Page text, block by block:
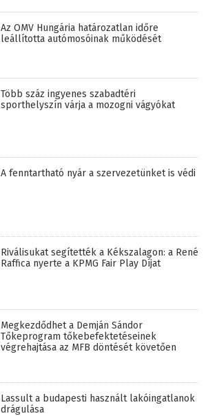
Az OMV Hungária határozatlan időre
leállította autómosóinak működését
Több száz ingyenes szabadtéri
sporthelyszín várja a mozogni vágyókat
A fenntartható nyár a szervezetünket is védi
Riválisukat segítették a Kékszalagon: a René
Raffica nyerte a KPMG Fair Play Díjat
Megkezdődhet a Demján Sándor
Tőkeprogram tőkebefektetéseinek
végrehajtása az MFB döntését követően
Lassult a budapesti használt lakóingatlanok
drágulása